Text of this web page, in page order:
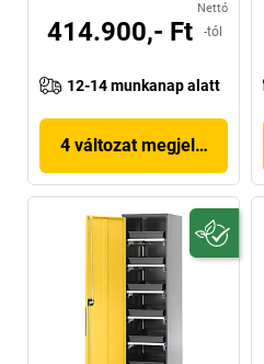
Nettó
414.900,- Ft -tól
12-14 munkanap alatt
4 változat megjelenítése